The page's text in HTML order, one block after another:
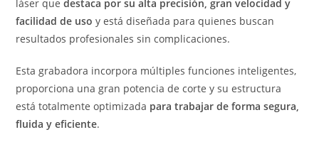
láser quedestaca por su alta precisión, gran velocidad y
facilidad de usoy está diseñada para quienes buscan
resultados profesionales sin complicaciones.
Esta grabadora incorpora múltiples funciones inteligentes,
proporciona una gran potencia de corte y su estructura
está totalmente optimizada para trabajar de forma segura,
fluida y eficiente.